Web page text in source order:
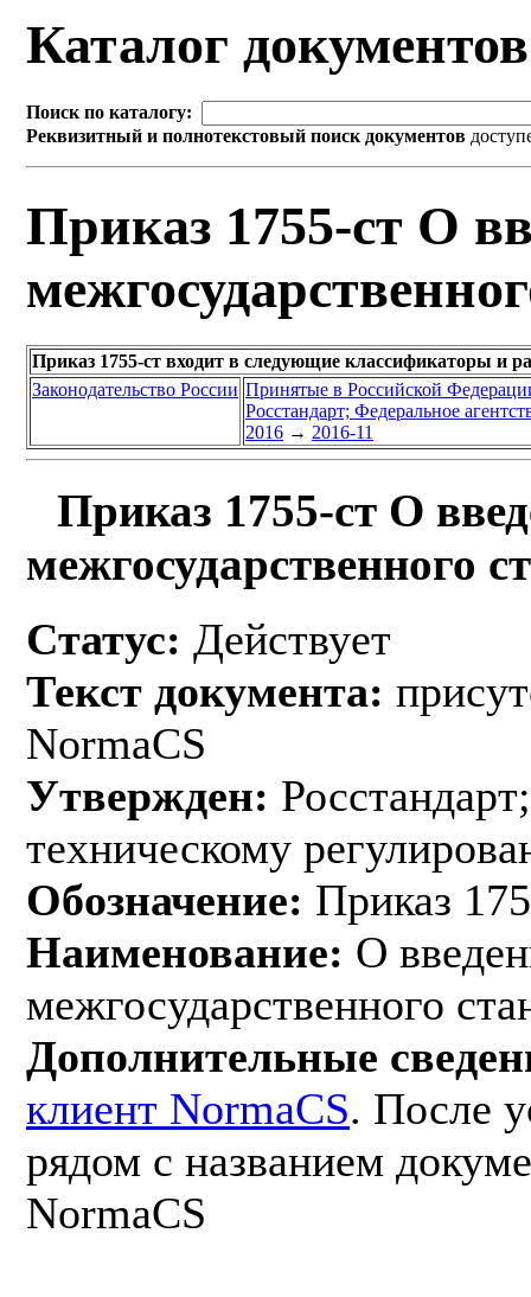
Каталог
Поиск по каталогу:
Реквизитный и полнотекстовый поиск документов
Приказ 1755-ст О
Приказ 1755-ст входит в следующие классификаторы и
Законодательство России Принятые в Российской
Росстандарт; Федеральное
2016 → 2016-11
Приказ 1755-ст О
межгосударственного
Статус: Действует
Текст документа:
NormaCS
Утвержден:
техническому
Обозначение: Приказ
Наименование: О
межгосударственного
Дополнительные
клиент NormaCS. После
рядом с названием
NormaCS